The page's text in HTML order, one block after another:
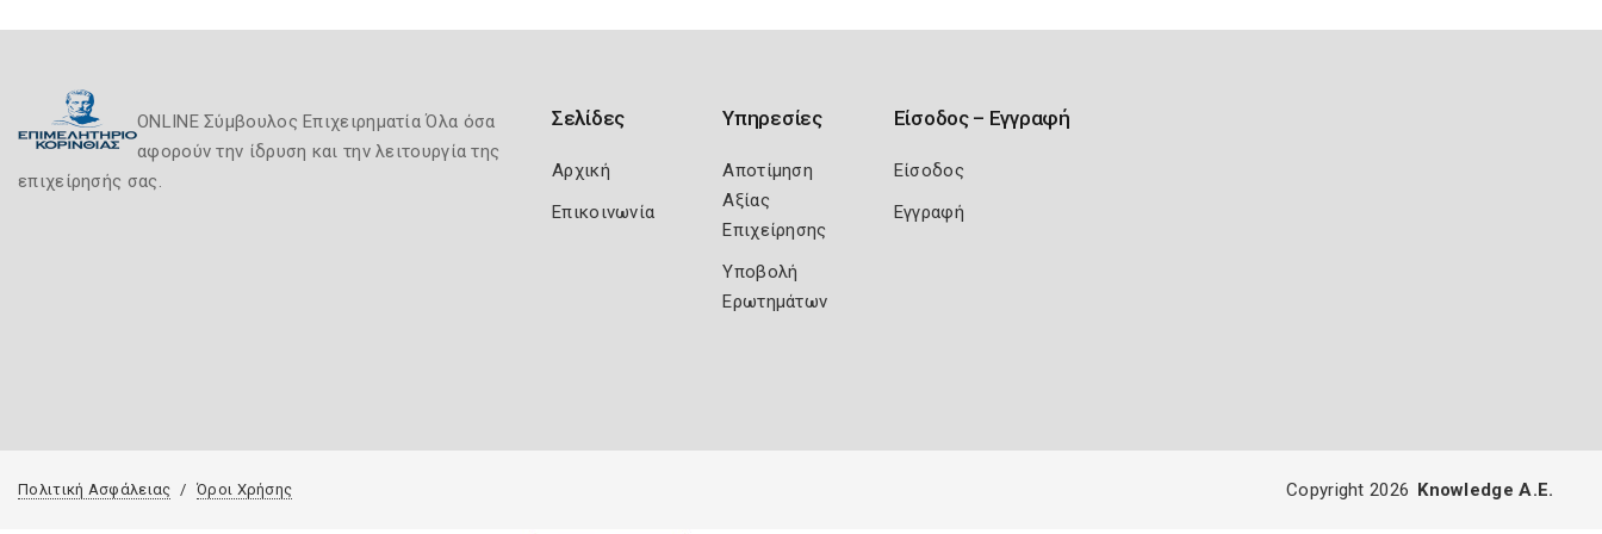
ONLINE Σύμβουλος Επιχειρηματία Όλα όσα
αφορούν την ίδρυση και την λειτουργία της
επιχείρησής σας.
Σελίδες
Αρχική
Επικοινωνία
Υπηρεσίες
Αποτίμηση
Αξίας
Επιχείρησης
Υποβολή
Ερωτημάτων
Είσοδος – Εγγραφή
Είσοδος
Εγγραφή
Πολιτική Ασφάλειας Όροι Χρήσης Copyright 2026 Knowledge A.E.